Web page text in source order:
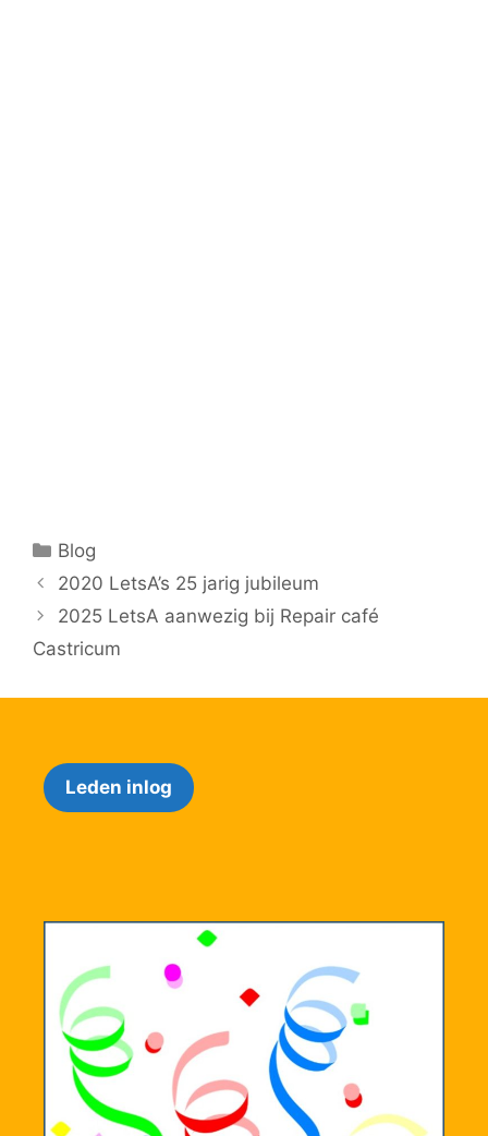
Categorieën
Blog
2020 LetsA’s 25 jarig jubileum
2025 LetsA aanwezig bij Repair café
Castricum
Leden inlog